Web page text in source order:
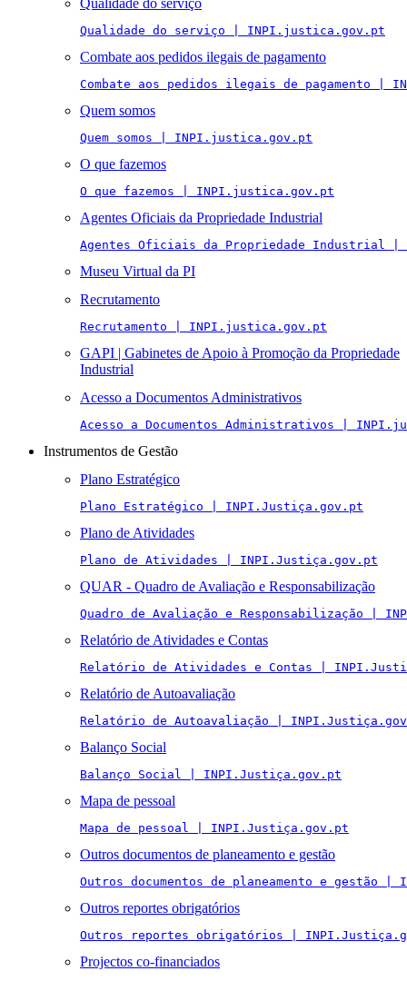
Qualidade do serviço
Qualidade do serviço | INPI.justica.gov.pt
Combate aos pedidos ilegais de pagamento
Combate aos pedidos ilegais de pagamento |
Quem somos
Quem somos | INPI.justica.gov.pt
O que fazemos
O que fazemos | INPI.justica.gov.pt
Agentes Oficiais da Propriedade Industrial
Agentes Oficiais da Propriedade Industrial
Museu Virtual da PI
Recrutamento
Recrutamento | INPI.justica.gov.pt
GAPI | Gabinetes de Apoio à Promoção da Propriedade
Industrial
Acesso a Documentos Administrativos
Acesso a Documentos Administrativos |
Instrumentos de Gestão
Plano Estratégico
Plano Estratégico | INPI.Justiça.gov.pt
Plano de Atividades
Plano de Atividades | INPI.Justiça.gov.pt
QUAR - Quadro de Avaliação e Responsabilização
Quadro de Avaliação e Responsabilização |
Relatório de Atividades e Contas
Relatório de Atividades e Contas |
Relatório de Autoavaliação
Relatório de Autoavaliação |
Balanço Social
Balanço Social | INPI.Justiça.gov.pt
Mapa de pessoal
Mapa de pessoal | INPI.Justiça.gov.pt
Outros documentos de planeamento e gestão
Outros documentos de planeamento e gestão
Outros reportes obrigatórios
Outros reportes obrigatórios |
Projectos co-financiados